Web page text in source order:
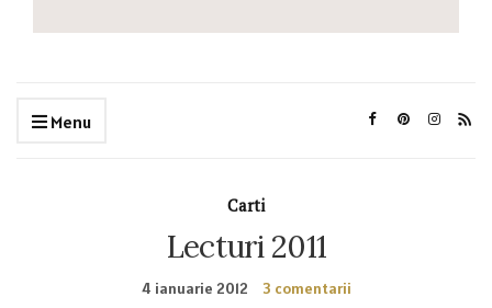
Menu
Carti
Lecturi 2011
4 ianuarie 2012 3 comentarii